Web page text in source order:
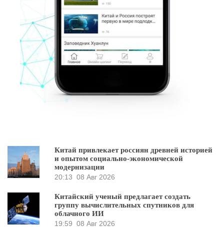
Китай привлекает россиян древней историей
и опытом социально-экономической
модернизации
20:13 08 Авг 2026
Китайский ученый предлагает создать
группу вычислительных спутников для
облачного ИИ
19:59 08 Авг 2026